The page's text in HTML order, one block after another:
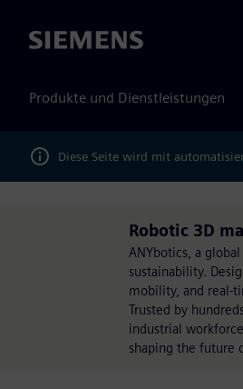
Siemens
Produkte und Dienstleistungen
Diese Seite wird mit
Robotic 3D
ANYbotics, a
sustainability.
mobility, and real-
Trusted by
industrial
shaping the future